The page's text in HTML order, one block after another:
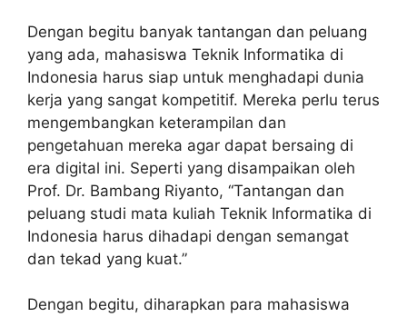
Dengan begitu banyak tantangan dan peluang
yang ada, mahasiswa Teknik Informatika di
Indonesia harus siap untuk menghadapi dunia
kerja yang sangat kompetitif. Mereka perlu terus
mengembangkan keterampilan dan
pengetahuan mereka agar dapat bersaing di
era digital ini. Seperti yang disampaikan oleh
Prof. Dr. Bambang Riyanto, “Tantangan dan
peluang studi mata kuliah Teknik Informatika di
Indonesia harus dihadapi dengan semangat
dan tekad yang kuat.”
Dengan begitu, diharapkan para mahasiswa